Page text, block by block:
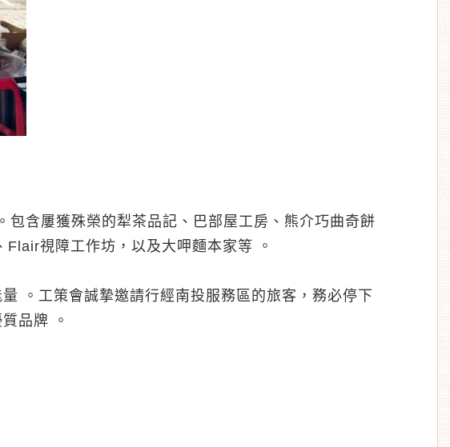
含屢獲殊榮的犁茶品記、巴部屋工房、熊介巧曲奇餅
視障工作坊，以及大呷麵本家等 。
。工策會誠摯邀請行經南投服務區的旅客，務必停下
品牌 。